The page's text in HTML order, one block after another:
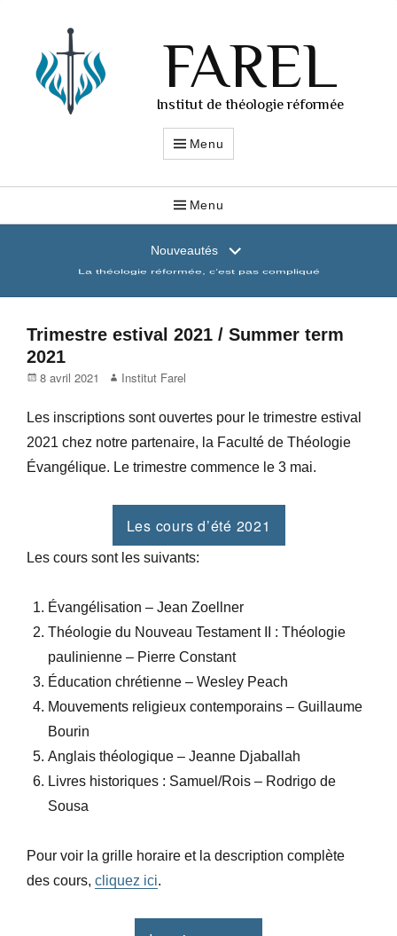
FAREL
Institut de théologie réformée
Menu
Menu
Nouveautés
La théologie réformée, c’est pas compliqué
Trimestre estival 2021 / Summer term
2021
Posted
8 avril 2021 Author
Institut Farel
Les inscriptions sont ouvertes pour le trimestre estival
2021 chez notre partenaire, la Faculté de Théologie
Évangélique. Le trimestre commence le 3 mai.
Les cours d’été 2021
Les cours sont les suivants:
Évangélisation – Jean Zoellner
Théologie du Nouveau Testament II : Théologie
paulinienne – Pierre Constant
Éducation chrétienne – Wesley Peach
Mouvements religieux contemporains – Guillaume
Bourin
Anglais théologique – Jeanne Djaballah
Livres historiques : Samuel/Rois – Rodrigo de
Sousa
Pour voir la grille horaire et la description complète
des cours, cliquez ici.